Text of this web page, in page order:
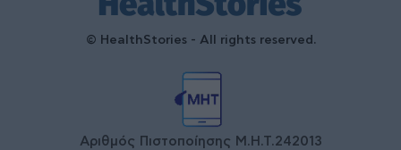
© HealthStories - All rights reserved.
Αριθμός Πιστοποίησης Μ.Η.Τ.242013